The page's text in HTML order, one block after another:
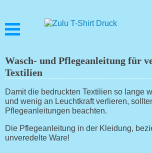
Wasch- und Pflegeanleitung für
Textilien
Damit die bedruckten Textilien so lange
und wenig an Leuchtkraft verlieren,
Pflegeanleitungen beachten.
Die Pflegeanleitung in der Kleidung,
unveredelte Ware!